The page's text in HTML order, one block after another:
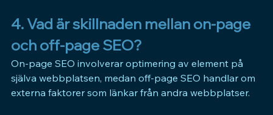
4. Vad är skillnaden mellan on-page
och off-page SEO?
On-page SEO involverar optimering av element på
själva webbplatsen, medan off-page SEO handlar om
externa faktorer som länkar från andra webbplatser.